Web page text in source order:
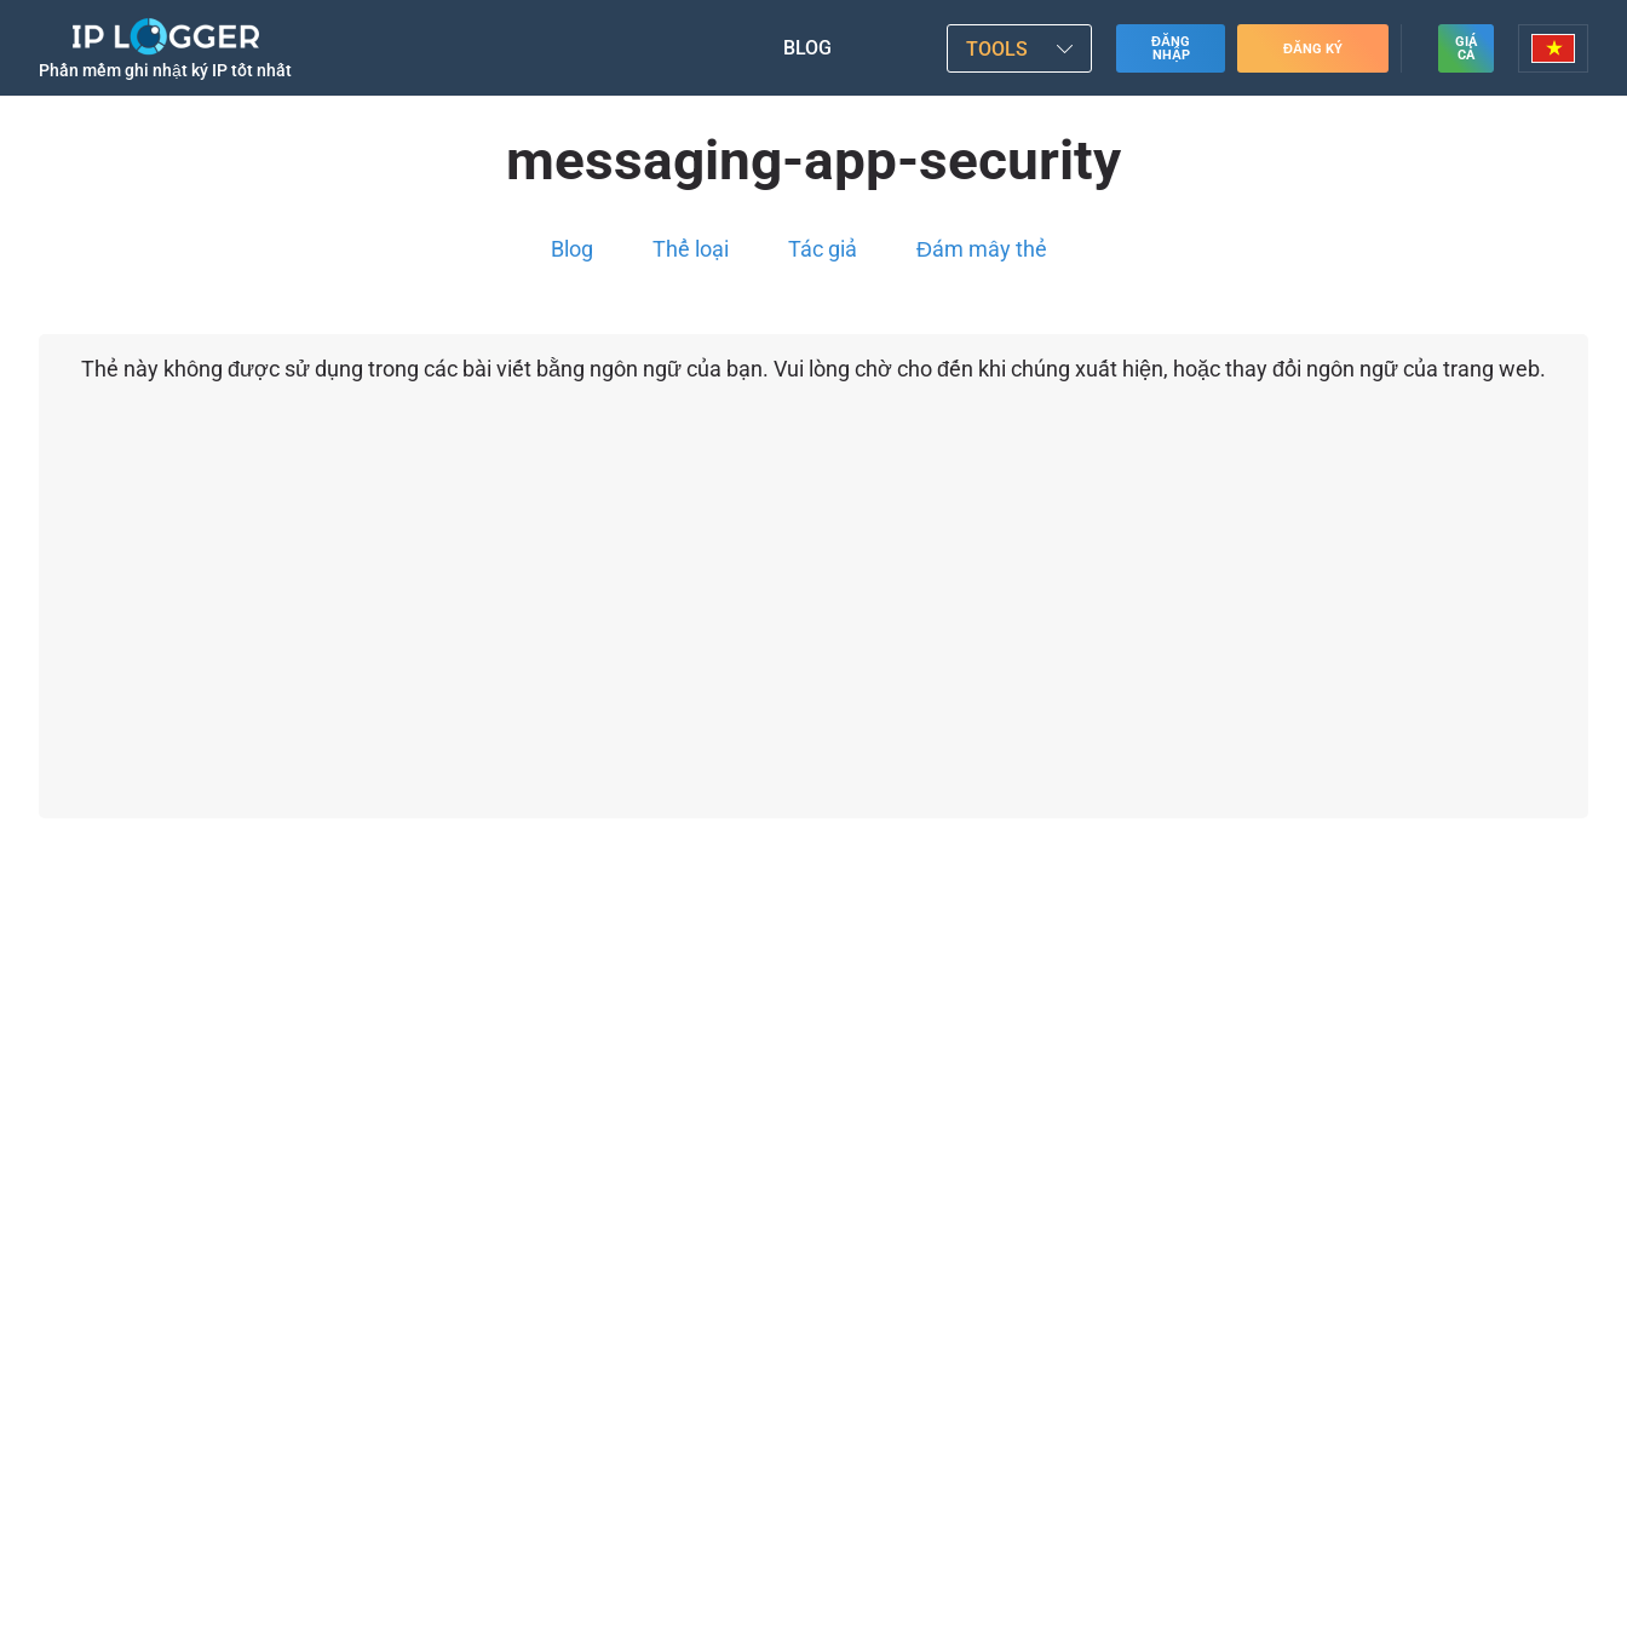
Phần mềm ghi nhật ký IP tốt nhất
BLOG TOOLS
ĐĂNG
NHẬP
ĐĂNG KÝ
GIÁ
CẢ
messaging-app-security
Blog Thể loại Tác giả Đám mây thẻ